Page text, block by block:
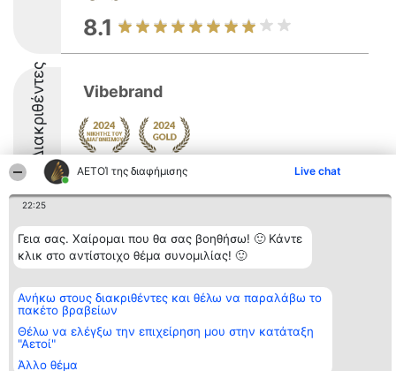
ΑΕΤΟΊ της διαφήμισης Live chat
22:25
Γεια σας. Χαίρομαι που θα σας βοηθήσω! 🙂 Κάντε
κλικ στο αντίστοιχο θέμα συνομιλίας! 🙂
Ανήκω στους διακριθέντες και θέλω να παραλάβω το
πακέτο βραβείων
Θέλω να ελέγξω την επιχείρηση μου στην κατάταξη
"Αετοί"
Άλλο θέμα
8.1
Διακριθέντες Vibebrand
9.8
Διοργανωτής της
κατάταξης
BEAUTIFUL COMPANY
ΤΗΛ. ΕΠΙΚΟΙΝΩΝΙΑΣ:
2104128019
email:
aetoi@beautifulcompany.co
Κατάταξη
Διακριθέντες
Λίστα όλων
διακριθέντων
Μεθοδολογία
προϋποθέσεις
Επικοινωνία